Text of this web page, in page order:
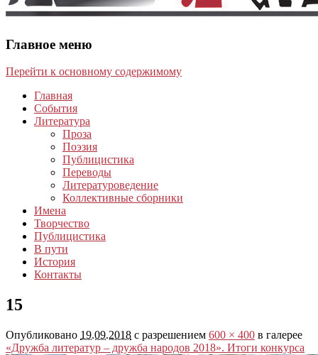
Главное меню
Перейти к основному содержимому
Главная
События
Литература
Проза
Поэзия
Публицистика
Переводы
Литературоведение
Коллективные сборники
Имена
Творчество
Публицистика
В пути
История
Контакты
15
Опубликовано 19.09.2018 с разрешением 600 × 400 в галерее
«Дружба литератур – дружба народов 2018». Итоги конкурса